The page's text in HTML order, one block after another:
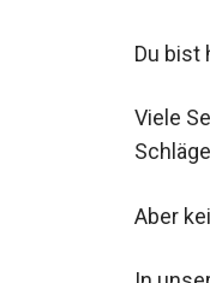
Du bist
Viele